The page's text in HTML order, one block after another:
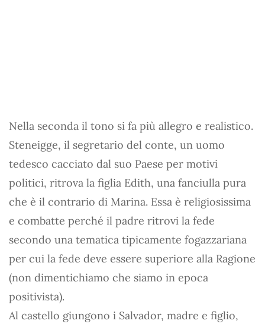
Nella seconda il tono si fa più allegro e realistico.
Steneigge, il segretario del conte, un uomo
tedesco cacciato dal suo Paese per motivi
politici, ritrova la figlia Edith, una fanciulla pura
che è il contrario di Marina. Essa è religiosissima
e combatte perché il padre ritrovi la fede
secondo una tematica tipicamente fogazzariana
per cui la fede deve essere superiore alla Ragione
(non dimentichiamo che siamo in epoca
positivista).
Al castello giungono i Salvador, madre e figlio,